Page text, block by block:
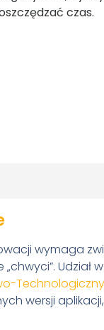
czas.
wymaga
Udział
wersji